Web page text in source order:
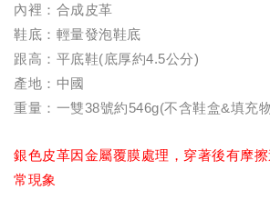
內裡：合成皮革
鞋底：輕量發泡鞋底
跟高：平底鞋(底厚約4.5公分)
產地：中國
重量：一雙38號約546g(不含鞋盒&填充
銀色皮革因金屬覆膜處理，穿著後有摩
常現象